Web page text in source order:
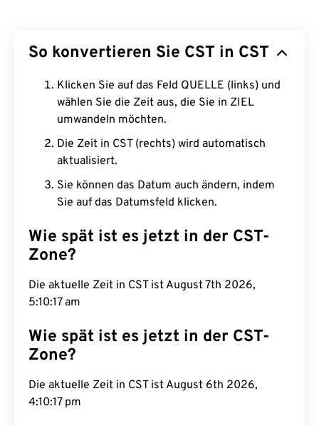
So konvertieren Sie CST in CST
Klicken Sie auf das Feld QUELLE (links) und
wählen Sie die Zeit aus, die Sie in ZIEL
umwandeln möchten.
Die Zeit in CST (rechts) wird automatisch
aktualisiert.
Sie können das Datum auch ändern, indem
Sie auf das Datumsfeld klicken.
Wie spät ist es jetzt in der CST-
Zone?
Die aktuelle Zeit in CST ist August 7th 2026,
5:10:18 am
Wie spät ist es jetzt in der CST-
Zone?
Die aktuelle Zeit in CST ist August 6th 2026,
4:10:18 pm